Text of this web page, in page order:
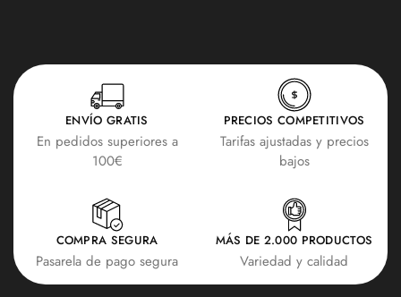
ENVÍO GRATIS
En pedidos superiores a
100€
PRECIOS COMPETITIVOS
Tarifas ajustadas y precios
bajos
COMPRA SEGURA
Pasarela de pago segura
MÁS DE 2.000 PRODUCTOS
Variedad y calidad